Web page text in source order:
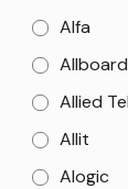
Alfa
Allied
Allit
Alogic